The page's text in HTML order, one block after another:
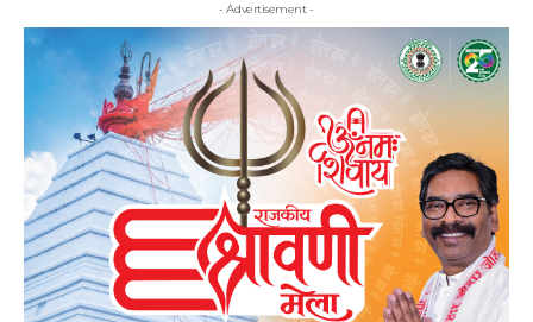
- Advertisement -